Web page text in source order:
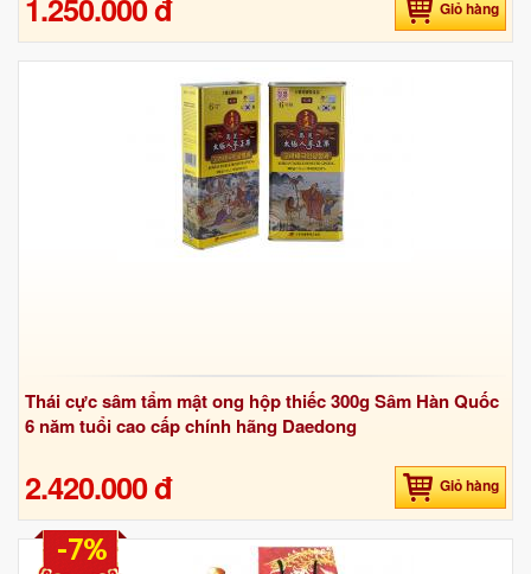
1.250.000 đ Giỏ hàng
Thái cực sâm tẩm mật ong hộp thiếc 300g Sâm Hàn Quốc
6 năm tuổi cao cấp chính hãng Daedong
2.420.000 đ Giỏ hàng
-7%